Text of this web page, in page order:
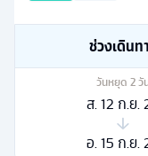
ช่วงเดินท
วันหยุด 2วั
ส. 12 ก.ย.
อ. 15 ก.ย.